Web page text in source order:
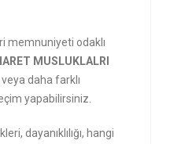
memnuniyeti odaklı
MUSLUKLALRI
daha farklı
yapabilirsiniz.
dayanıklılığı, hangi